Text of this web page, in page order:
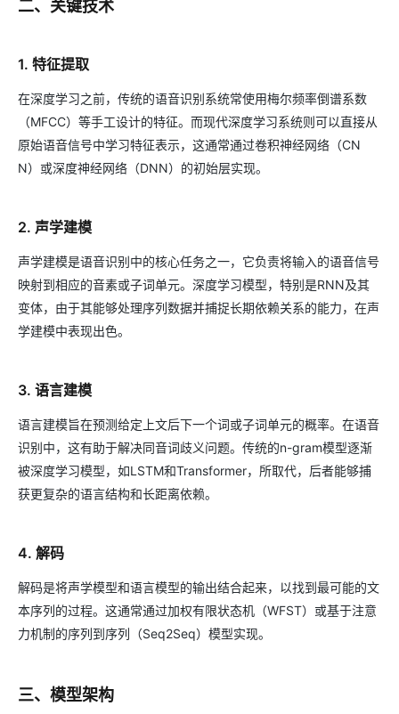
二、关键技术
1. 特征提取
在深度学习之前，传统的语音识别系统常使用梅尔频率倒谱系数
（MFCC）等手工设计的特征。而现代深度学习系统则可以直接从
原始语音信号中学习特征表示，这通常通过卷积神经网络（CN
N）或深度神经网络（DNN）的初始层实现。
2. 声学建模
声学建模是语音识别中的核心任务之一，它负责将输入的语音信号
映射到相应的音素或子词单元。深度学习模型，特别是RNN及其
变体，由于其能够处理序列数据并捕捉长期依赖关系的能力，在声
学建模中表现出色。
3. 语言建模
语言建模旨在预测给定上文后下一个词或子词单元的概率。在语音
识别中，这有助于解决同音词歧义问题。传统的n-gram模型逐渐
被深度学习模型，如LSTM和Transformer，所取代，后者能够捕
获更复杂的语言结构和长距离依赖。
4. 解码
解码是将声学模型和语言模型的输出结合起来，以找到最可能的文
本序列的过程。这通常通过加权有限状态机（WFST）或基于注意
力机制的序列到序列（Seq2Seq）模型实现。
三、模型架构